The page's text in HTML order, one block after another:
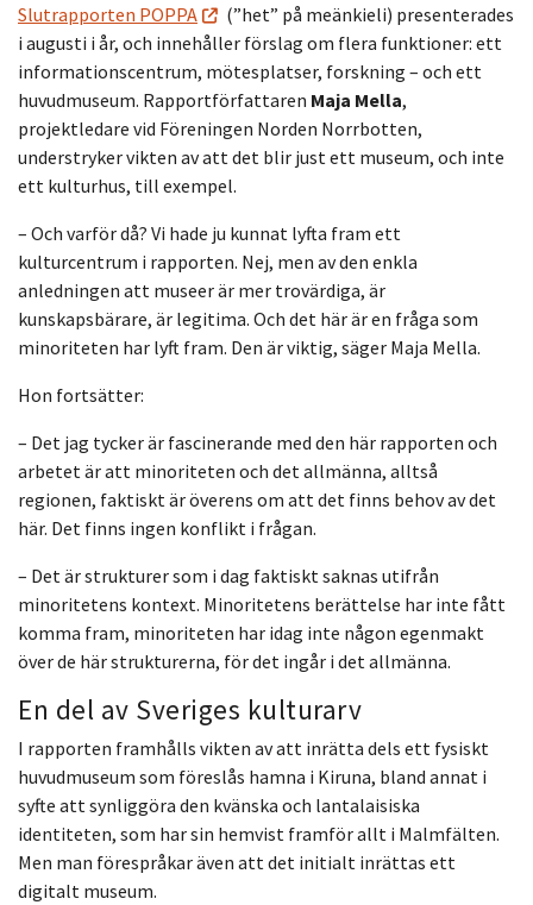
Slutrapporten POPPA
(”het” på meänkieli) presenterades
i augusti i år, och innehåller förslag om flera funktioner: ett
informationscentrum, mötesplatser, forskning – och ett
huvudmuseum. Rapportförfattaren Maja Mella,
projektledare vid Föreningen Norden Norrbotten,
understryker vikten av att det blir just ett museum, och inte
ett kulturhus, till exempel.
– Och varför då? Vi hade ju kunnat lyfta fram ett
kulturcentrum i rapporten. Nej, men av den enkla
anledningen att museer är mer trovärdiga, är
kunskapsbärare, är legitima. Och det här är en fråga som
minoriteten har lyft fram. Den är viktig, säger Maja Mella.
Hon fortsätter:
– Det jag tycker är fascinerande med den här rapporten och
arbetet är att minoriteten och det allmänna, alltså
regionen, faktiskt är överens om att det finns behov av det
här. Det finns ingen konflikt i frågan.
– Det är strukturer som i dag faktiskt saknas utifrån
minoritetens kontext. Minoritetens berättelse har inte fått
komma fram, minoriteten har idag inte någon egenmakt
över de här strukturerna, för det ingår i det allmänna.
En del av Sveriges kulturarv
I rapporten framhålls vikten av att inrätta dels ett fysiskt
huvudmuseum som föreslås hamna i Kiruna, bland annat i
syfte att synliggöra den kvänska och lantalaisiska
identiteten, som har sin hemvist framför allt i Malmfälten.
Men man förespråkar även att det initialt inrättas ett
digitalt museum.